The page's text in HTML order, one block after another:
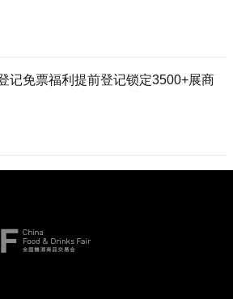
记免票福利提前登记锁定3500+展商